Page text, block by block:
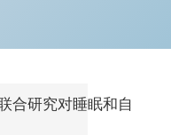
合研究对睡眠和自